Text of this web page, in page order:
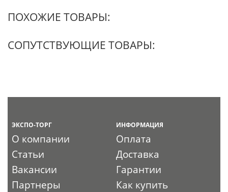
ПОХОЖИЕ ТОВАРЫ:
СОПУТСТВУЮЩИЕ ТОВАРЫ:
ЭКСПО-ТОРГ
О компании
Статьи
Вакансии
Партнеры
ИНФОРМАЦИЯ
Оплата
Доставка
Гарантии
Как купить